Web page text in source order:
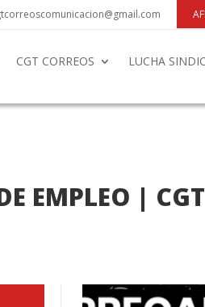
CGT CORREOS LUCHA
EMPLEO |